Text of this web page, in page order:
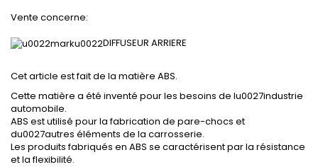
Vente concerne:
DIFFUSEUR ARRIERE
Cet article est fait de la matière ABS.
Cette matière a été inventé pour les besoins de lu0027industrie
automobile.
ABS est utilisé pour la fabrication de pare-chocs et
du0027autres éléments de la carrosserie.
Les produits fabriqués en ABS se caractérisent par la résistance
et la flexibilité.